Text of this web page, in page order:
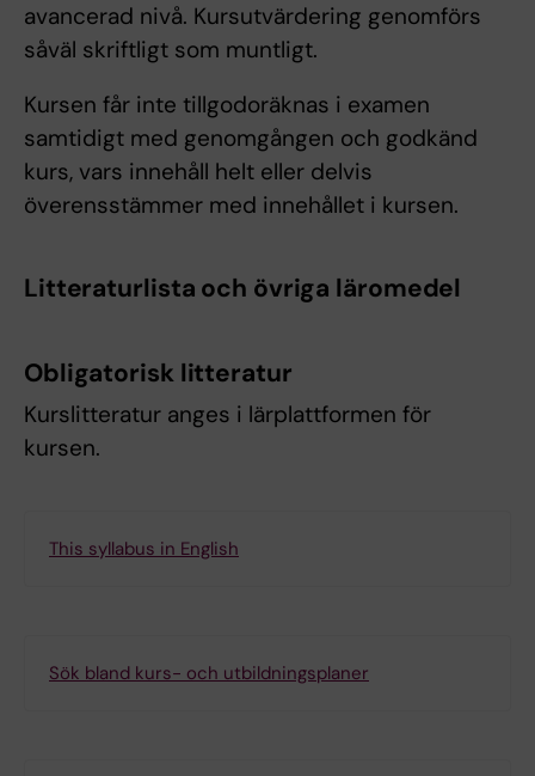
avancerad nivå. Kursutvärdering genomförs
såväl skriftligt som muntligt.
Kursen får inte tillgodoräknas i examen
samtidigt med genomgången och godkänd
kurs, vars innehåll helt eller delvis
överensstämmer med innehållet i kursen.
Litteraturlista och övriga läromedel
Obligatorisk litteratur
Kurslitteratur anges i lärplattformen för
kursen.
This syllabus in English
Sök bland kurs- och utbildningsplaner